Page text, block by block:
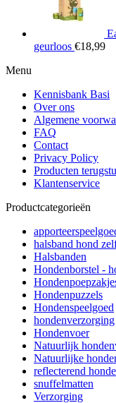
geurloos €18,99
Menu
Kennisbank Basi
Over ons
Algemene
FAQ
Contact
Privacy Policy
Producten
Klantenservice
Productcategorieën
halsband hond
Halsbanden
Hondenborstel -
Hondenpuzzels
Hondenspeelgoed
hondenverzorging
Hondenvoer
Natuurlijk
Natuurlijke
reflecterend
snuffelmatten
Verzorging